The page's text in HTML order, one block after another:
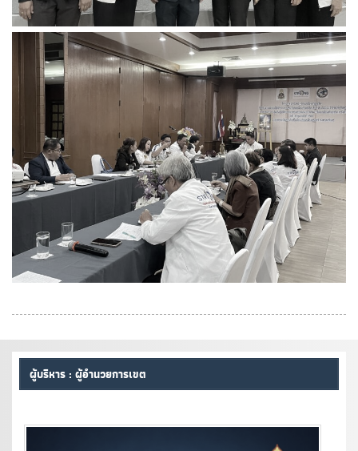
ผู้บริหาร : ผู้อำนวยการเขต